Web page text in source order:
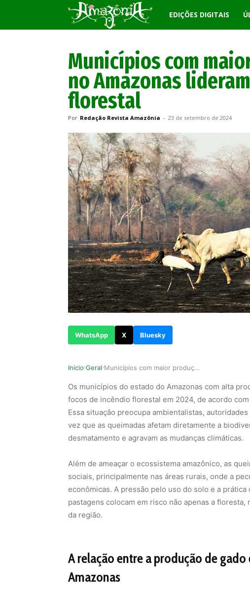
Revista
EDIÇÕES DIGITAIS
Municípios com
no Amazonas
florestal
Por Redação Revista Amazônia - 23 de setembro de 2024
WhatsApp X Bluesky
Inicio›Geral› Municípios com maior produção de gado no Amazon…
Os municípios do estado do Amazonas com alta
focos de incêndio florestal em 2024, de acordo
Essa situação preocupa ambientalistas,
vez que as queimadas afetam diretamente a
desmatamento e agravam as mudanças climáticas.
Além de ameaçar o ecossistema amazônico, as
sociais, principalmente nas áreas rurais, onde a
econômicas. A pressão pelo uso do solo e a
pastagens colocam em risco não apenas a
da região.
A relação entre a produção de
Amazonas